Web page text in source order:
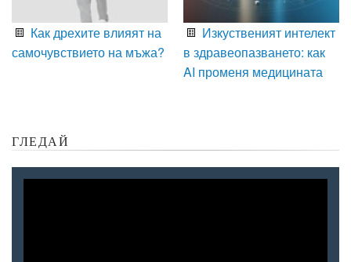
Как дрехите влияят на
самочувствието на мъжа?
Изкуственият интелект
в здравеопазването: как
AI променя медицината
ГЛЕДАЙ